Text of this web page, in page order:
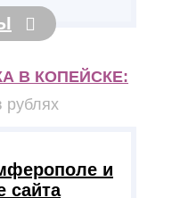
В КОПЕЙСКЕ:
рублях
и
сайта